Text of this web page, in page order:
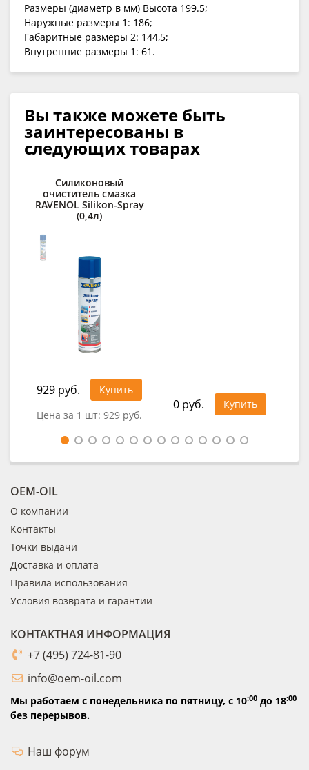
Размеры (диаметр в мм) Высота 199.5;
Наружные размеры 1: 186;
Габаритные размеры 2: 144,5;
Внутренние размеры 1: 61.
Вы также можете быть
заинтересованы в
следующих товарах
Силиконовый
очиститель смазка
RAVENOL Silikon-Spray
(0,4л)
929 руб.
Купить
Цена за 1 шт: 929 руб.
0 руб. Купить
OEM-OIL
О компании
Контакты
Точки выдачи
Доставка и оплата
Правила использования
Условия возврата и гарантии
КОНТАКТНАЯ ИНФОРМАЦИЯ
+7 (495) 724-81-90
info@oem-oil.com
Мы работаем с понедельника по пятницу, с 10:00 до 18:00
без перерывов.
Наш форум